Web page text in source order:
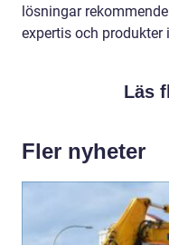
lösningar
expertis och produkter
Läs
Fler nyheter